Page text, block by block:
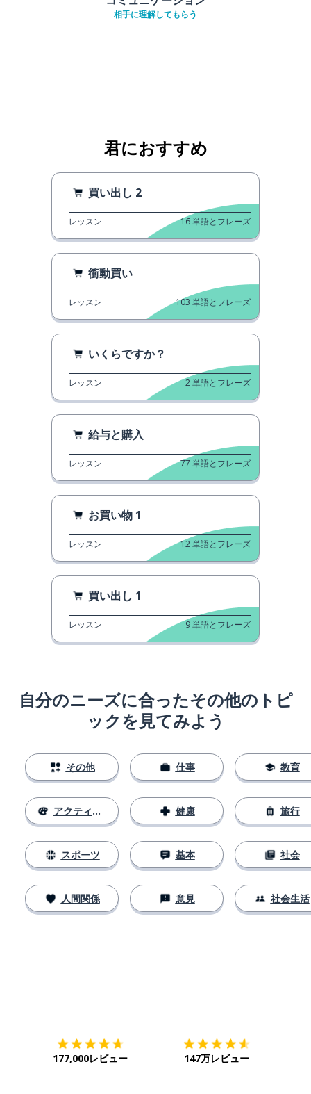
相手に理解してもらう
君におすすめ
買い出し 2
レッスン 16単語とフレーズ
衝動買い
レッスン 103 単語とフレーズ
いくらですか？
レッスン 2単語とフレーズ
給与と購入
レッスン 77 単語とフレーズ
お買い物 1
レッスン 12単語とフレーズ
買い出し 1
レッスン 9単語とフレーズ
自分のニーズに合ったその他のトピ
ックを見てみよう
その他
アクティビティ
スポーツ
人間関係
仕事
健康
基本
意見
教育
旅行
社会
社会生活
177,000レビュー 147万レビュー